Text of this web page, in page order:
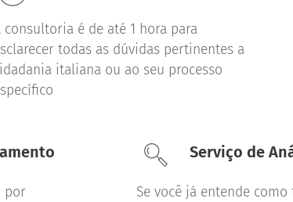
consultoria é de até 1 hora para
todas as dúvidas pertinentes a
italiana ou ao seu processo
por
Serviço de
Se você já entende